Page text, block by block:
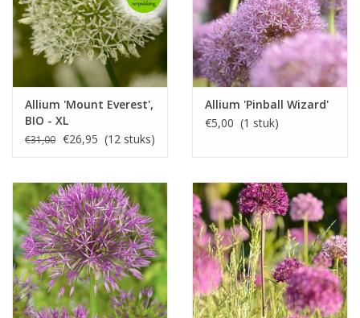
Allium 'Mount Everest',
BIO - XL
voordeelverpakking
€31,00 €26,95 (12 stuks)
Allium 'Pinball Wizard'
€5,00 (1 stuk)